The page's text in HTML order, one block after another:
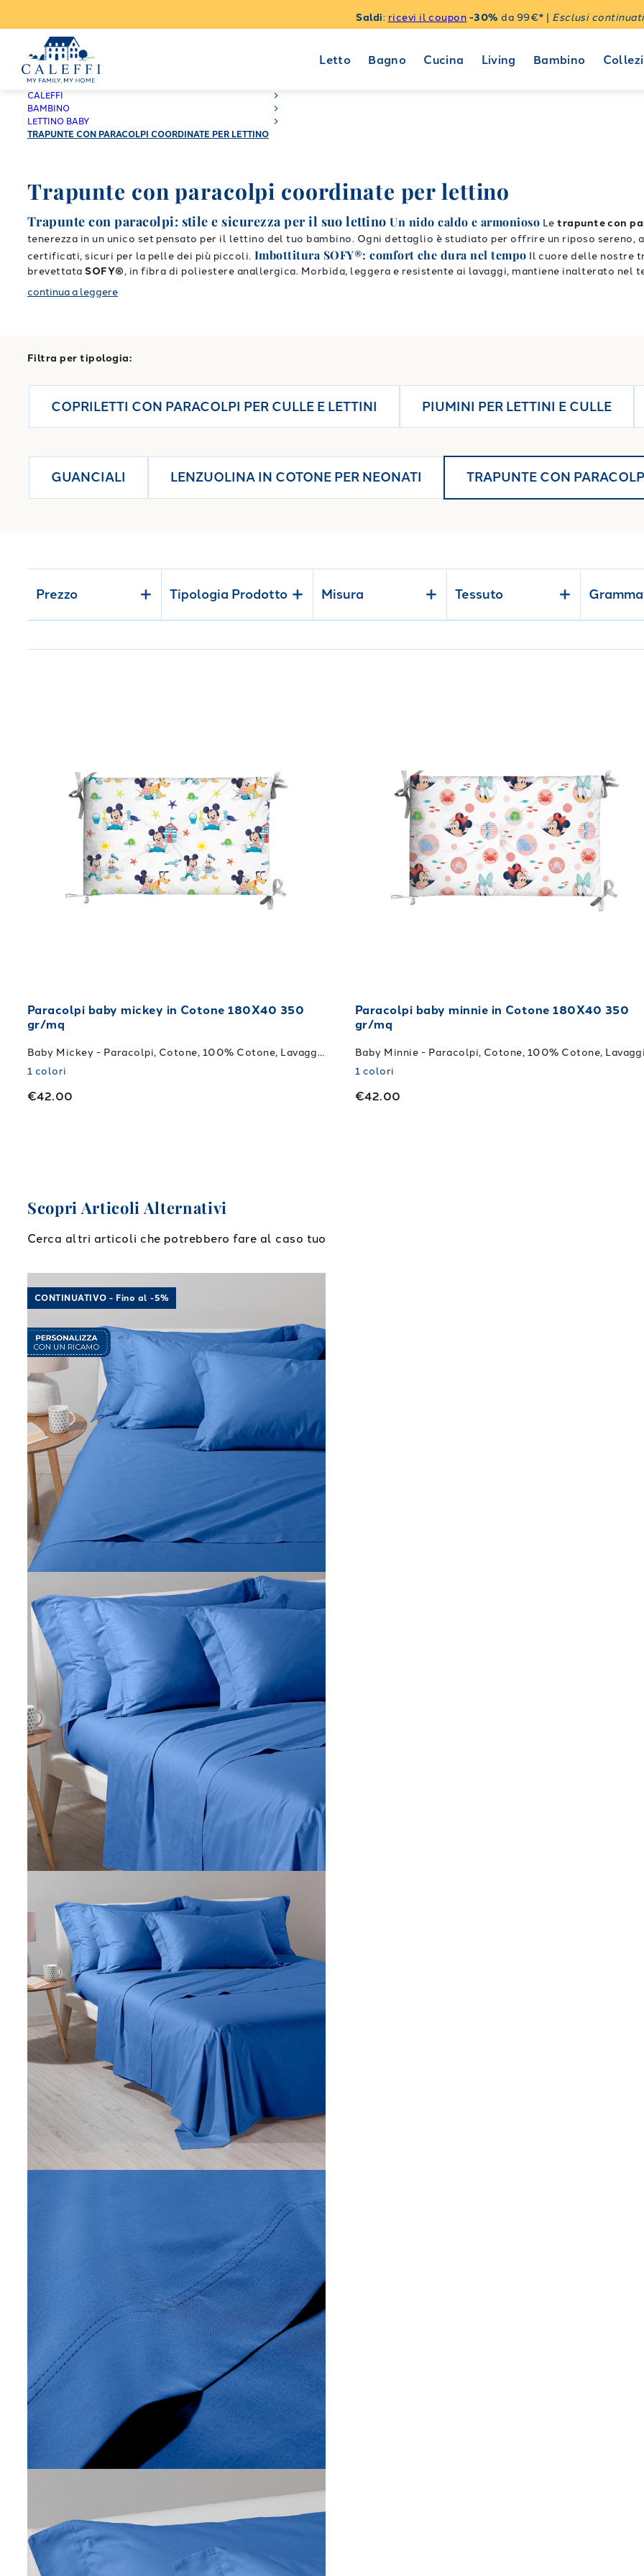
Saldi: ricevi il coupon -30% da 99€* | Esclusi
Letto Bagno Cucina Living Bambino
CALEFFI
BAMBINO
LETTINO BABY
TRAPUNTE CON PARACOLPI COORDINATE PER LETTINO
Trapunte con paracolpi coordinate per lettino
Trapunte con paracolpi: stile e sicurezza per il suo lettino Un nido caldo e armonioso Le trapunte con
tenerezza in un unico set pensato per il lettino del tuo bambino. Ogni dettaglio è studiato per offrire un riposo
certificati, sicuri per la pelle dei più piccoli. Imbottitura SOFY®: comfort che dura nel tempo Il cuore delle nostre
brevettataSOFY®, in fibra di poliestere anallergica. Morbida, leggera e resistente ai lavaggi, mantiene inalterato nel
tranquille e un comfort costante.
continua a leggere
Filtra per tipologia:
COPRILETTI CON PARACOLPI PER CULLE E LETTINI PIUMINI PER LETTINI E CULLE
GUANCIALI LENZUOLINA IN COTONE PER NEONATI TRAPUNTE CON
Prezzo Tipologia Prodotto Misura Tessuto
Paracolpi baby mickey in Cotone 180X40 350
gr/mq
Baby Mickey - Paracolpi, Cotone, 100% Cotone, Lavaggio a 40¬¨‚àûC. + Asciugatrice
1 colori
€42.00
Paracolpi baby minnie in Cotone 180X40 350
gr/mq
1 colori
€42.00
Scopri Articoli Alternativi
Cerca altri articoli che potrebbero fare al caso tuo
CONTINUATIVO - Fino al -5%